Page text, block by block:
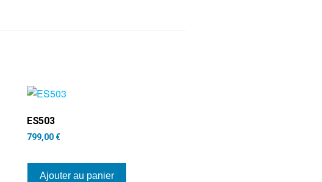
ES503
799,00 €
Ajouter au panier